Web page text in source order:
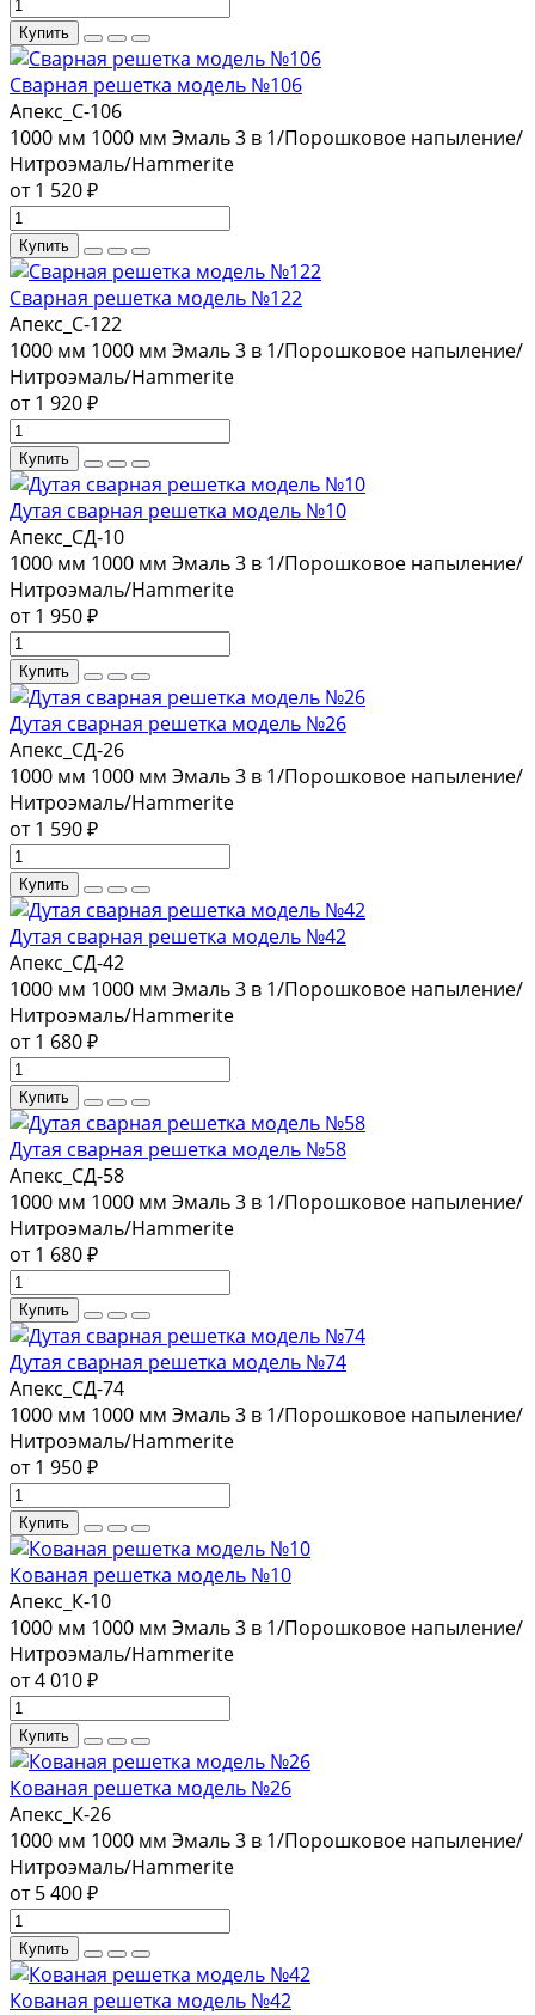
Купить
Сварная решетка модель №106
Апекс_С-106
1000 мм 1000 мм Эмаль 3 в 1/Порошковое напыление/
Нитроэмаль/Hammerite
от 1 520 ₽
Купить
Сварная решетка модель №122
Апекс_С-122
1000 мм 1000 мм Эмаль 3 в 1/Порошковое напыление/
Нитроэмаль/Hammerite
от 1 920 ₽
Купить
Дутая сварная решетка модель №10
Апекс_СД-10
1000 мм 1000 мм Эмаль 3 в 1/Порошковое напыление/
Нитроэмаль/Hammerite
от 1 950 ₽
Купить
Дутая сварная решетка модель №26
Апекс_СД-26
1000 мм 1000 мм Эмаль 3 в 1/Порошковое напыление/
Нитроэмаль/Hammerite
от 1 590 ₽
Купить
Дутая сварная решетка модель №42
Апекс_СД-42
1000 мм 1000 мм Эмаль 3 в 1/Порошковое напыление/
Нитроэмаль/Hammerite
от 1 680 ₽
Купить
Дутая сварная решетка модель №58
Апекс_СД-58
1000 мм 1000 мм Эмаль 3 в 1/Порошковое напыление/
Нитроэмаль/Hammerite
от 1 680 ₽
Купить
Дутая сварная решетка модель №74
Апекс_СД-74
1000 мм 1000 мм Эмаль 3 в 1/Порошковое напыление/
Нитроэмаль/Hammerite
от 1 950 ₽
Купить
Кованая решетка модель №10
Апекс_К-10
1000 мм 1000 мм Эмаль 3 в 1/Порошковое напыление/
Нитроэмаль/Hammerite
от 4 010 ₽
Купить
Кованая решетка модель №26
Апекс_К-26
1000 мм 1000 мм Эмаль 3 в 1/Порошковое напыление/
Нитроэмаль/Hammerite
от 5 400 ₽
Купить
Кованая решетка модель №42